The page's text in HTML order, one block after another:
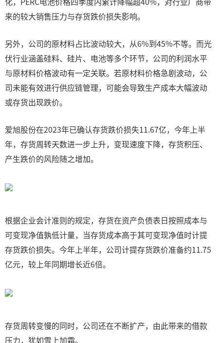
来的较大销售压力与存货跌价损失影响。
另外，公司的原材料占比波动较大，从6%到45%不等。而光
伏行业涵盖硅料、硅片、电池等多个环节，公司的利润水平
与原材料价格波动有一定关联。若原材料价格急剧波动，公
司未能有效进行供应链管理，可能会导致生产成本大幅波动
或存货出现跌价。
爱旭股份在2023年已确认存货跌价损失11.67亿，今年上半
年，存货周转天数进一步上升，变现速度下降，存货积压、
产生跌价的风险随之增加。
根据企业会计准则的规定，存货在资产负债表日按照成本与
可变现净值孰低计量，当存货成本高于其可变现净值时计提
存货跌价损失。今年上半年，公司计提存货跌价准备约11.75
亿元，较上年同期增长近6倍。
存货周转变慢的同时，公司还在不断扩产，由此带来的借款
压力，犹如雪上加霜。